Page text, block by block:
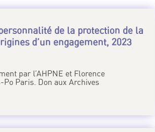
de la protection de la
d’un engagement, 2023
par l’AHPNE et Florence
Paris. Don aux Archives